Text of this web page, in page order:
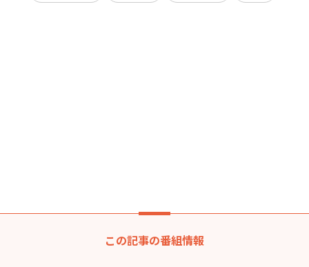
この記事の番組情報